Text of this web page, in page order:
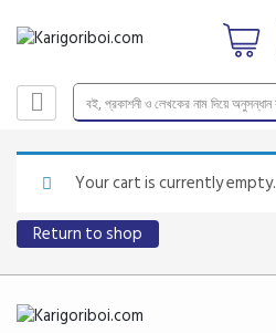
Your cart is currently empty.
Return to shop